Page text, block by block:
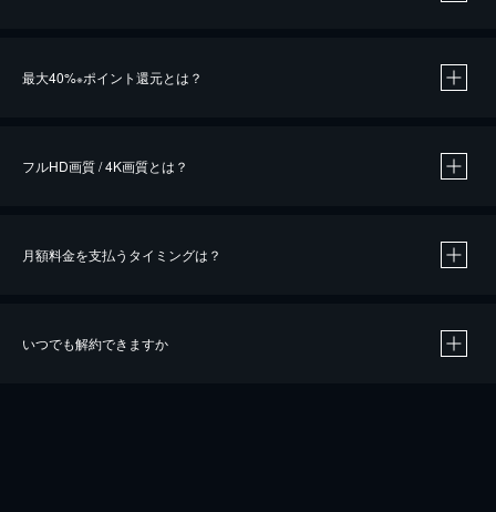
最大40%※ポイント還元とは？
※40％ポイント還元の対象は、クレジットカード決済による作品の購入 / レンタルです。
iOSアプリのUコイン決済による作品の購入 / レンタルは、20％のポイント還元です。
フルHD画質 / 4K画質とは？
月額料金を支払うタイミングは？
いつでも解約できますか